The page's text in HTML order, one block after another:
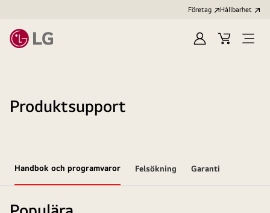
Företag Hållbarhet
LoggaKundvagn
Produktsupport
Handbok och programvaror Felsökning Garanti